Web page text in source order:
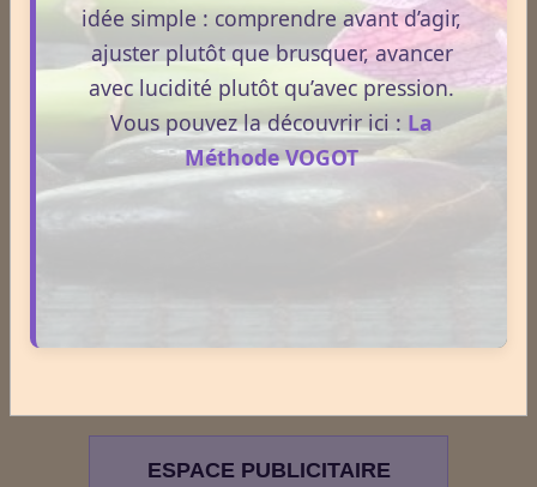
5
Dernières newsletters
Newsletter #313 - juillet 2026
ESPACE PUBLICITAIRE
idée simple : comprendre avant d’agir,
ajuster plutôt que brusquer, avancer
avec lucidité plutôt qu’avec pression.
Vous pouvez la découvrir ici : La
Méthode VOGOT